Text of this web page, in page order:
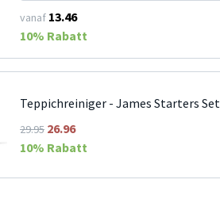
vanaf 13.46
10% Rabatt
Teppichreiniger - James Starters Set
29.95 26.96
10% Rabatt